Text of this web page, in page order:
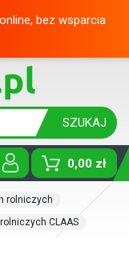
bez wsparcia
SZUKAJ
0,00 zł
rolniczych
CLAAS